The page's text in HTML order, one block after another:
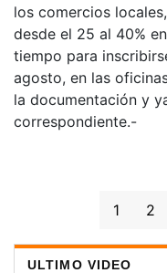
los comercios
desde el 25 al 40%
tiempo para
agosto, en las
la documentación y
correspondiente.-
1 2
ULTIMO VIDEO